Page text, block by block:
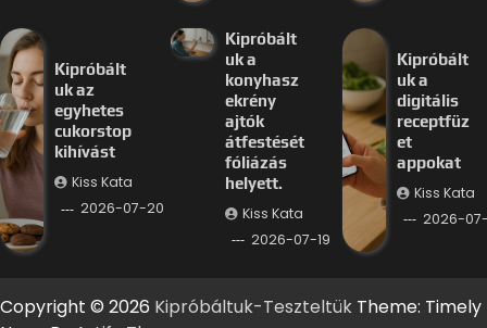
Kipróbált
uk az
egyhetes
cukorstop
kihívást
Kiss Kata
2026-07-20
Kipróbált
uk a
konyhasz
ekrény
ajtók
átfestését
fóliázás
helyett.
Kiss Kata
2026-07-19
Kipróbált
uk a
digitális
receptfüz
et
appokat
Kiss Kata
2026-
Copyright © 2026 Kipróbáltuk-Teszteltük Theme: Timely